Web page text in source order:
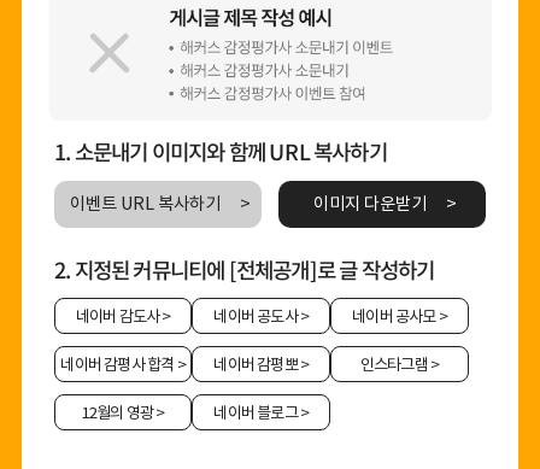
1. 소문내기 이미지와 함께 URL 복사하기
이벤트 URL 복사하기 이미지 다운받기
2. 지정된 커뮤니티에 [전체공개]로 글 작성하기
네이버 감도사> 네이버 공도사> 네이버 공사모>
네이버 감평사 합격 > 네이버 감평뽀> 인스타그램 >
12월의 영광> 네이버 블로그>